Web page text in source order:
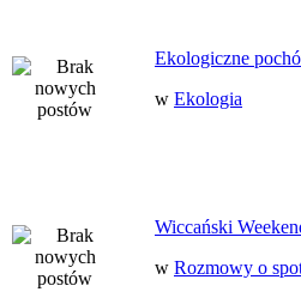
Ekologiczne
w Ekologia
Wiccański
w Rozmowy o